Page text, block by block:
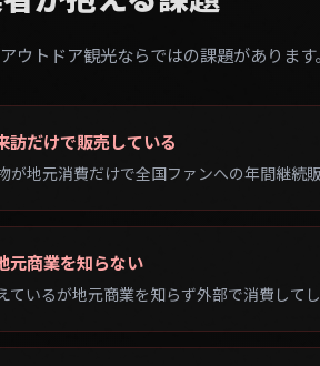
トドア観光ならではの課題があります。
だけで販売している
が地元消費だけで全国ファンへの年間継続
元商業を知らない
ているが地元商業を知らず外部で消費してし
年に一度で終わる